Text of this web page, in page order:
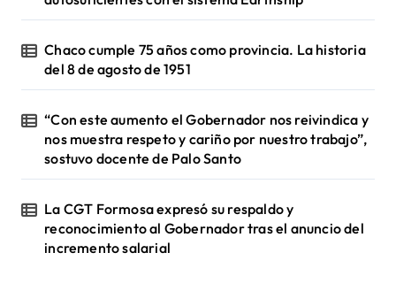
Chaco cumple 75 años como provincia. La historia
del 8 de agosto de 1951
“Con este aumento el Gobernador nos reivindica y
nos muestra respeto y cariño por nuestro trabajo”,
sostuvo docente de Palo Santo
La CGT Formosa expresó su respaldo y
reconocimiento al Gobernador tras el anuncio del
incremento salarial